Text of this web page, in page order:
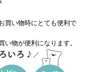
買い物時にとても便利で
い物が便利になります。